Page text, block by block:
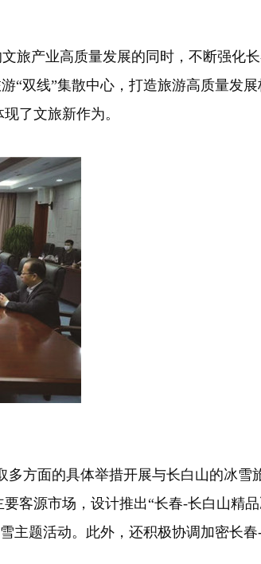
旅产业高质量发展的同时，不断强化
“双线”集散中心，打造旅游高质量发展
了文旅新作为。
方面的具体举措开展与长白山的冰雪
客源市场，设计推出“长春-长白山精
主题活动。此外，还积极协调加密长